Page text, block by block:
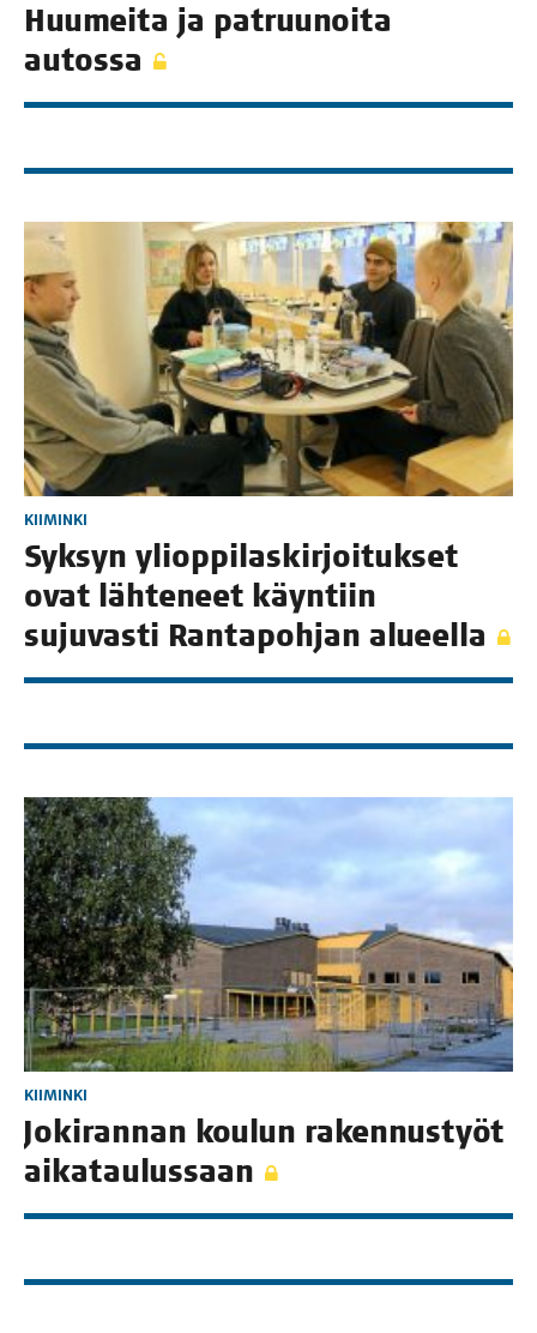
Huu­mei­ta ja pat­ruu­noi­ta
autossa
KIIMINKI
Syk­syn yli­op­pi­las­kir­joi­tuk­set
ovat läh­te­neet käyn­tiin
suju­vas­ti Ran­ta­poh­jan alueella
KIIMINKI
Joki­ran­nan kou­lun raken­nus­työt
aikataulussaan